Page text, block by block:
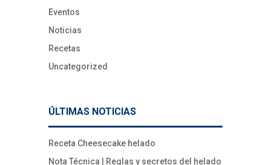
Eventos
Noticias
Recetas
Uncategorized
ÚLTIMAS NOTICIAS
Receta Cheesecake helado
Nota Técnica | Reglas y secretos del helado